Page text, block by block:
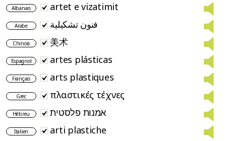
Albanais artet e vizatimit
Arabe فنون تشكيلية
Chinois 美术
Espagnol artes plásticas
Français arts plastiques
Grec πλαστικές τέχνες
Hébreu אמנות פלסטית
Italien arti plastiche